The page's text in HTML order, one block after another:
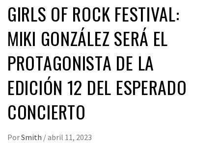
GIRLS OF ROCK FESTIVAL:
MIKI GONZÁLEZ SERÁ EL
PROTAGONISTA DE LA
EDICIÓN 12 DEL ESPERADO
CONCIERTO
PorSmith /abril 11, 2023